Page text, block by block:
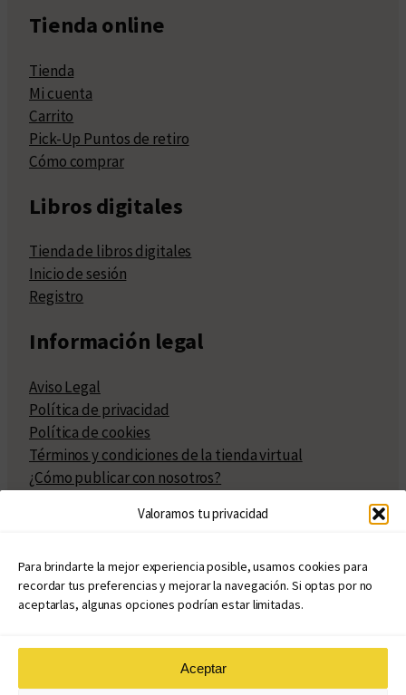
Valoramos tu privacidad
Para brindarte la mejor experiencia posible, usamos cookies para
recordar tus preferencias y mejorar la navegación. Si optas por no
aceptarlas, algunas opciones podrían estar limitadas.
Aceptar
Tienda online
Tienda
Mi cuenta
Carrito
Pick-Up Puntos de retiro
Cómo comprar
Libros digitales
Tienda de libros digitales
Inicio de sesión
Registro
Información legal
Aviso Legal
Política de privacidad
Política de cookies
Términos y condiciones de la tienda virtual
¿Cómo publicar con nosotros?
Políticas de publicación
Políticas de coedición
Atribuciones